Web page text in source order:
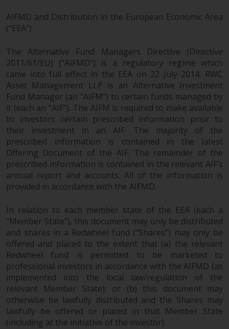
AIFMD and Distribution in the European Economic Area
(“EEA”)
The Alternative Fund Managers Directive (Directive
2011/61/EU) (“AIFMD”) is a regulatory regime which
came into full effect in the EEA on 22 July 2014. RWC
Asset Management LLP is an Alternative Investment
Fund Manager (an “AIFM”) to certain funds managed by
it (each an “AIF”). The AIFM is required to make available
to investors certain prescribed information prior to
their investment in an AIF. The majority of the
prescribed information is contained in the latest
Offering Document of the AIF. The remainder of the
prescribed information is contained in the relevant AIF’s
annual report and accounts. All of the information is
provided in accordance with the AIFMD.
In relation to each member state of the EEA (each a
“Member State”), this document may only be distributed
and shares in a Redwheel fund (“Shares”) may only be
offered and placed to the extent that (a) the relevant
Redwheel fund is permitted to be marketed to
professional investors in accordance with the AIFMD (as
implemented into the local law/regulation of the
relevant Member State); or (b) this document may
otherwise be lawfully distributed and the Shares may
lawfully be offered or placed in that Member State
(including at the initiative of the investor).